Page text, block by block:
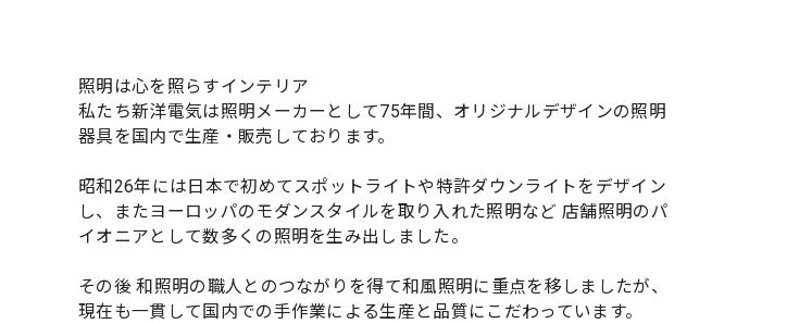
照明は心を照らすインテリア
私たち新洋電気は照明メーカーとして75年間、オリジナルデザインの照明
器具を国内で生産・販売しております。
昭和26年には日本で初めてスポットライトや特許ダウンライトをデザイン
し、またヨーロッパのモダンスタイルを取り入れた照明など 店舗照明のパ
イオニアとして数多くの照明を生み出しました。
その後 和照明の職人とのつながりを得て和風照明に重点を移しましたが、
現在も一貫して国内での手作業による生産と品質にこだわっています。